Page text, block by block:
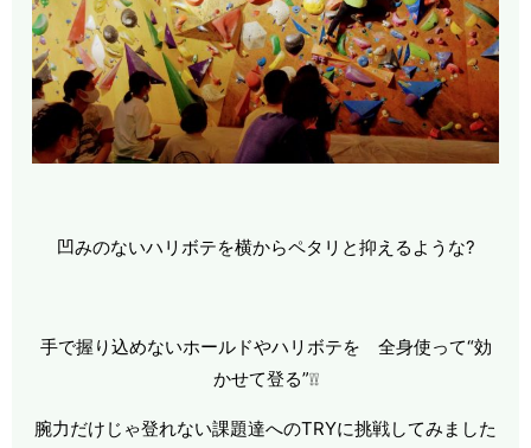
凹みのないハリボテを横からペタリと抑えるような?
手で握り込めないホールドやハリボテを 全身使って“効
かせて登る”❕❕
腕力だけじゃ登れない課題達へのTRYに挑戦してみました